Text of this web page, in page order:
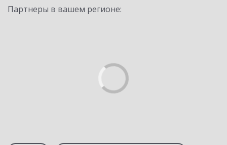
Партнеры в вашем регионе: